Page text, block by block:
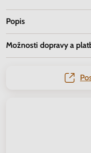
Popis
Možnosti dopravy a